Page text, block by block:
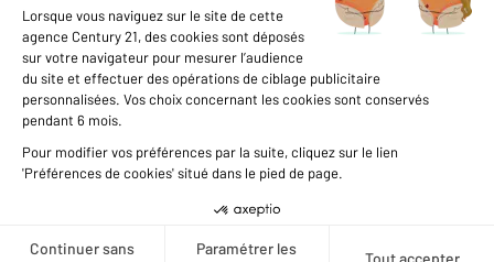
International
Nous contacter
Données personnelles
Gestionnaire des cookies